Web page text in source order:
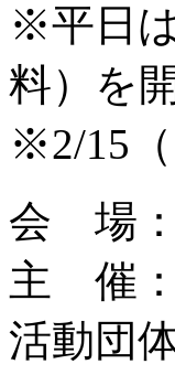
※平日
料）を
※2/15
会 場：
主 催：
活動団